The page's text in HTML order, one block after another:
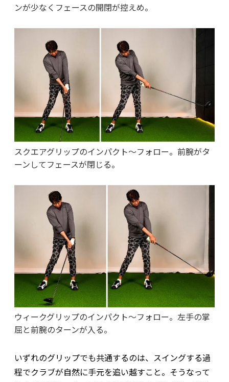
ンが少なくフェースの開閉が控えめ。
スクエアグリップのインパクト～フォロー。前腕がタ
ーンしてフェースが閉じる。
ウィークグリップのインパクト～フォロー。左手の掌
屈と前腕のターンが入る。
いずれのグリップでも共通するのは、スイングする過
程でクラブが自然に手元を追い越すこと。そうなって